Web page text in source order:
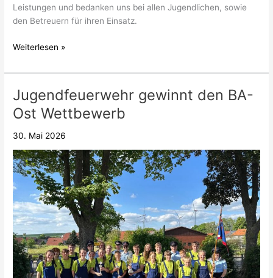
Leistungen und bedanken uns bei allen Jugendlichen, sowie
den Betreuern für ihren Einsatz.
Weiterlesen »
Jugendfeuerwehr gewinnt den BA-
Ost Wettbewerb
30. Mai 2026
Jugendfeuerwehr
gewinnt
den
BA-
Wettbewerb